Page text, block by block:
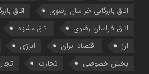
اتاق بازرگانی خراسان رضوی
اتاق
اتاق خراسان رضوی
اتاق مشهد
ارز
اقتصاد ایران انرژی
بخش خصوصی
تجارت